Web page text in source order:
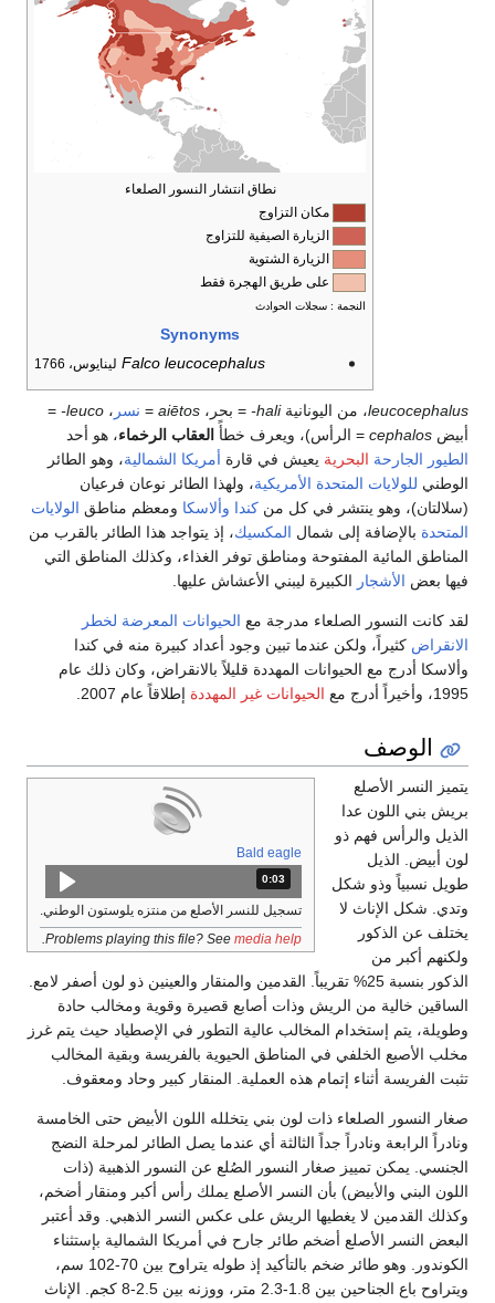
نطاق انتشار النسور الصلعاء
مكان التزاوج
الزيارة الصيفية للتزاوج
الزيارة الشتوية
على طريق الهجرة فقط
النجمة : سجلات الحوادث
Synonyms
Falco leucocephalus
لينايوس، 1766
leucocephalus، من اليونانية hali- = بحر، aiētos
= نسر ، leuco-
=
أبيض cephalos= الرأس)، ويعرف خطأً العقاب الرخماء، هو أحد
الطيور الجارحة البحريةيعيش في قارة أمريكا الشمالية، وهو الطائر
الوطني للولايات المتحدة الأمريكية، ولهذا الطائر نوعان فرعيان
(سلالتان)، وهو ينتشر في كل من كندا وألاسكاومعظم مناطق الولايات
المتحدةبالإضافة إلى شمال المكسيك، إذ يتواجد هذا الطائر بالقرب من
المناطق المائية المفتوحة ومناطق توفر الغذاء، وكذلك المناطق التي
فيها بعض الأشجار الكبيرة ليبني الأعشاش عليها.
لقد كانت النسور الصلعاء مدرجة مع الحيوانات المعرضة لخطر
الانقراض كثيراً، ولكن عندما تبين وجود أعداد كبيرة منه في كندا
وألاسكا أدرج مع الحيوانات المهددة قليلاً بالانقراض، وكان ذلك عام
1995، وأخيراً أدرج مع
الحيوانات غير المهددةإطلاقاً عام 2007.
الوصف
Bald eagle
المدة: 3 ثوانٍ.
0:03
تسجيل للنسر الأصلع من منتزه يلوستون الوطني.
Problems playing this file? Seemedia help
.
يتميز النسر الأصلع
بريش بني اللون عدا
الذيل والرأس فهم ذو
لون أبيض. الذيل
طويل نسبياً وذو شكل
وتدي. شكل الإناث لا
يختلف عن الذكور
ولكنهم أكبر من
الذكور بنسبة 25% تقريباً. القدمين والمنقار والعينين ذو لون أصفر لامع.
الساقين خالية من الريش وذات أصابع قصيرة وقوية ومخالب حادة
وطويلة، يتم إستخدام المخالب عالية التطور في الإصطياد حيث يتم غرز
مخلب الأصبع الخلفي في المناطق الحيوية بالفريسة وبقية المخالب
تثبت الفريسة أثناء إتمام هذه العملية. المنقار كبير وحاد ومعقوف.
صغار النسور الصلعاء ذات لون بني يتخلله اللون الأبيض حتى الخامسة
ونادراً الرابعة ونادراً جداً الثالثة أي عندما يصل الطائر لمرحلة النضج
الجنسي. يمكن تمييز صغار النسور الصُلع عن النسور الذهبية (ذات
اللون البني والأبيض) بأن النسر الأصلع يملك رأس أكبر ومنقار أضخم،
وكذلك القدمين لا يغطيها الريش على عكس النسر الذهبي. وقد أعتبر
البعض النسر الأصلع أضخم طائر جارح في أمريكا الشمالية بإستثناء
الكوندور. وهو طائر ضخم بالتأكيد إذ طوله يتراوح بين 70-102 سم،
ويتراوح باع الجناحين بين 1.8-2.3 متر، ووزنه بين 2.5-8 كجم. الإناث